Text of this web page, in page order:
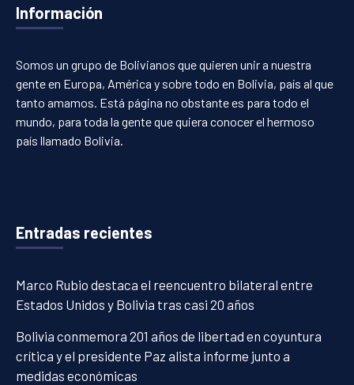
Información
Somos un grupo de Bolivianos que quieren unir a nuestra
gente en Europa, América y sobre todo en Bolivia, país al que
tanto amamos. Está página no obstante es para todo el
mundo, para toda la gente que quiera conocer el hermoso
país llamado Bolivia.
Entradas recientes
Marco Rubio destaca el reencuentro bilateral entre
Estados Unidos y Bolivia tras casi 20 años
Bolivia conmemora 201 años de libertad en coyuntura
crítica y el presidente Paz alista informe junto a
medidas económicas